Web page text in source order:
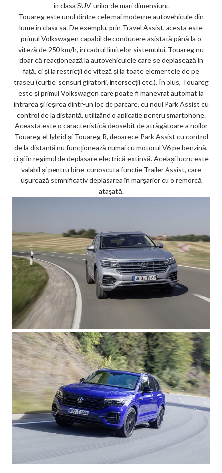
în clasa SUV-urilor de mari dimensiuni.
Touareg este unul dintre cele mai moderne autovehicule din
lume în clasa sa. De exemplu, prin Travel Assist, acesta este
primul Volkswagen capabil de conducere asistată până la o
viteză de 250 km/h, în cadrul limitelor sistemului. Touareg nu
doar că reacționează la autovehiculele care se deplasează în
față, ci și la restricții de viteză și la toate elementele de pe
traseu (curbe, sensuri giratorii, intersecții etc.). În plus, Touareg
este și primul Volkswagen care poate fi manevrat automat la
intrarea și ieșirea dintr-un loc de parcare, cu noul Park Assist cu
control de la distanță, utilizând o aplicație pentru smartphone.
Aceasta este o caracteristică deosebit de atrăgătoare a noilor
Touareg eHybrid și Touareg R, deoarece Park Assist cu control
de la distanță nu funcționează numai cu motorul V6 pe benzină,
ci și în regimul de deplasare electrică extinsă. Același lucru este
valabil și pentru bine-cunoscuta funcție Trailer Assist, care
ușurează semnificativ deplasarea în marșarier cu o remorcă
atașată.